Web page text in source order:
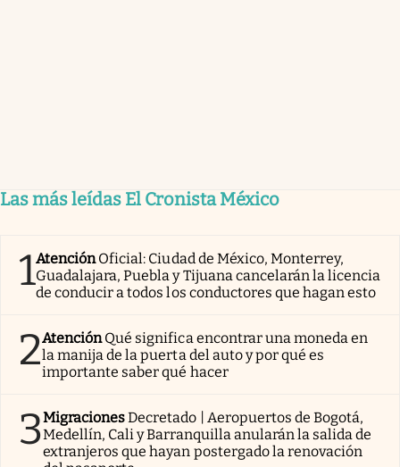
Las más leídas El Cronista México
1AtenciónOficial: Ciudad de México, Monterrey,
Guadalajara, Puebla y Tijuana cancelarán la licencia
de conducir a todos los conductores que hagan esto
2AtenciónQué significa encontrar una moneda en
la manija de la puerta del auto y por qué es
importante saber qué hacer
3MigracionesDecretado | Aeropuertos de Bogotá,
Medellín, Cali y Barranquilla anularán la salida de
extranjeros que hayan postergado la renovación